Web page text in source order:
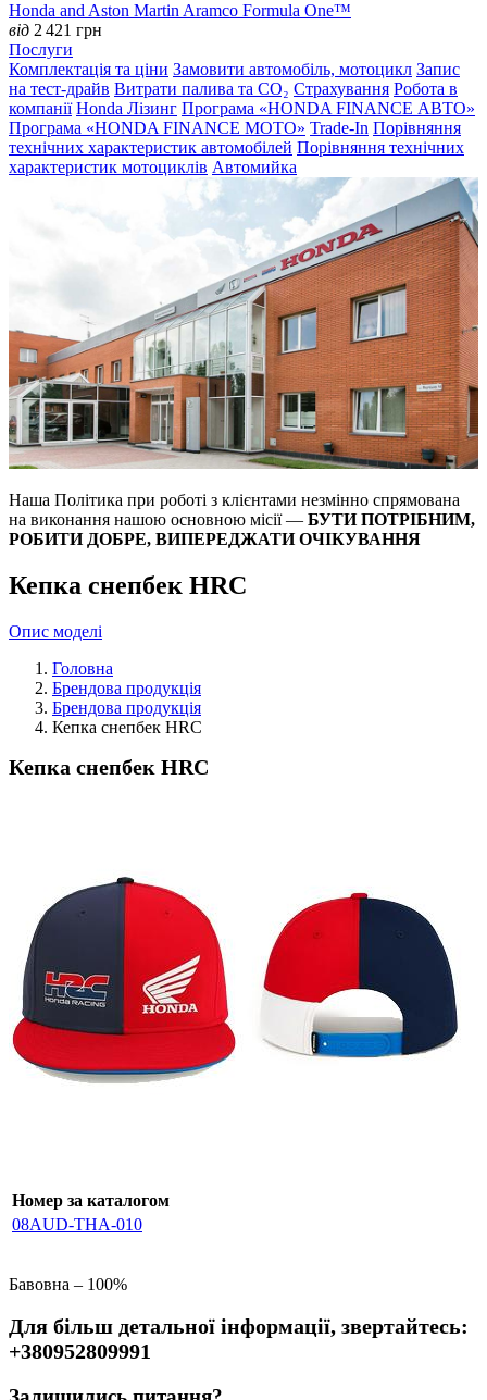
Honda and Aston Martin Aramco Formula One™
від 2 421 грн
Послуги
Комплектація та ціни Замовити автомобіль, мотоцикл Запис
на тест-драйв Витрати палива та CO₂ Страхування Робота в
компанії Honda Лізинг Програма «HONDA FINANCE АВТО»
Програма «HONDA FINANCE MOTO» Trade-In Порівняння
технічних характеристик автомобілей Порівняння технічних
характеристик мотоциклів Автомийка
Наша Політика при роботі з клієнтами незмінно спрямована
на виконання нашою основною місії — БУТИ ПОТРІБНИМ,
РОБИТИ ДОБРЕ, ВИПЕРЕДЖАТИ ОЧІКУВАННЯ
Кепка снепбек HRC
Опис моделі
Головна
Брендова продукція
Брендова продукція
Кепка снепбек HRC
Кепка снепбек HRC
Номер за каталогом
08AUD-THA-010
Бавовна – 100%
Для більш детальної інформації, звертайтесь:
+380952809991